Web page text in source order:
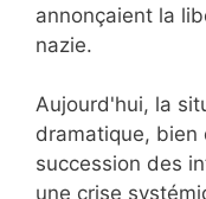
annonçaient la
nazie.
Aujourd'hui, la
dramatique, bien
succession des
une crise